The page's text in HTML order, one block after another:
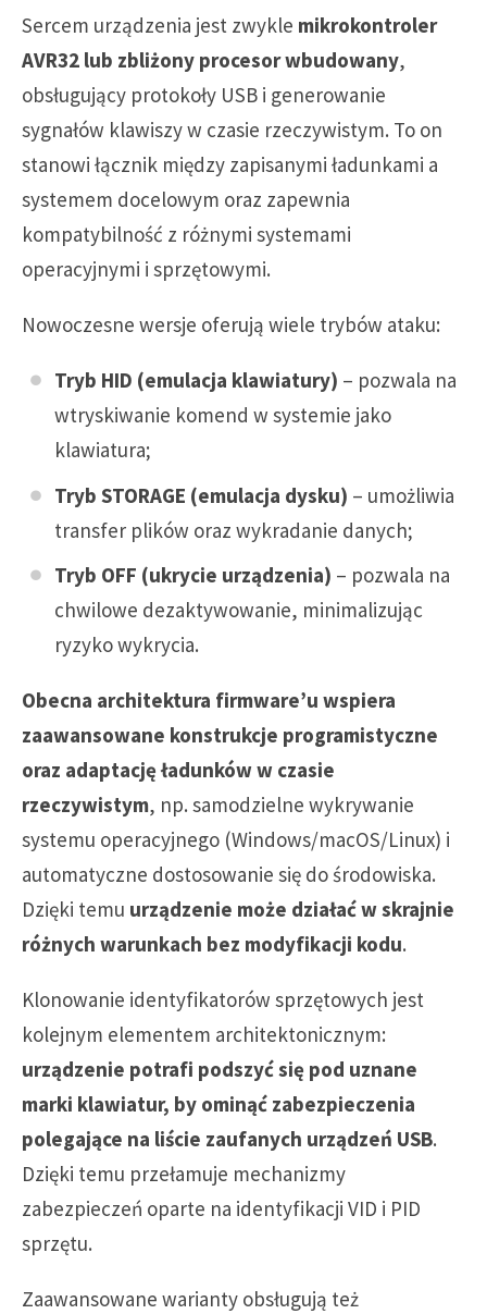
Sercem urządzenia jest zwykle mikrokontroler
AVR32 lub zbliżony procesor wbudowany,
obsługujący protokoły USB i generowanie
sygnałów klawiszy w czasie rzeczywistym. To on
stanowi łącznik między zapisanymi ładunkami a
systemem docelowym oraz zapewnia
kompatybilność z różnymi systemami
operacyjnymi i sprzętowymi.
Nowoczesne wersje oferują wiele trybów ataku:
Tryb HID (emulacja klawiatury) – pozwala na
wtryskiwanie komend w systemie jako
klawiatura;
Tryb STORAGE (emulacja dysku) – umożliwia
transfer plików oraz wykradanie danych;
Tryb OFF (ukrycie urządzenia) – pozwala na
chwilowe dezaktywowanie, minimalizując
ryzyko wykrycia.
Obecna architektura firmware’u wspiera
zaawansowane konstrukcje programistyczne
oraz adaptację ładunków w czasie
rzeczywistym, np. samodzielne wykrywanie
systemu operacyjnego (Windows/macOS/Linux) i
automatyczne dostosowanie się do środowiska.
Dzięki temu urządzenie może działać w skrajnie
różnych warunkach bez modyfikacji kodu.
Klonowanie identyfikatorów sprzętowych jest
kolejnym elementem architektonicznym:
urządzenie potrafi podszyć się pod uznane
marki klawiatur, by ominąć zabezpieczenia
polegające na liście zaufanych urządzeń USB.
Dzięki temu przełamuje mechanizmy
zabezpieczeń oparte na identyfikacji VID i PID
sprzętu.
Zaawansowane warianty obsługują też